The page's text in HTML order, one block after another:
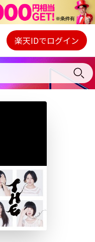
Webプレイヤー
ご契約内容の確認・変更
楽天IDでログイン